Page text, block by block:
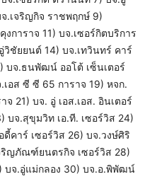
.เจริญกิจ ราชพฤกษ์ 9)
การาจ 11) บจ.เซอร์กิตบริการ
วิชัยยนต์ 14) บจ.เทวินทร์ คาร์
บจ.ธนพัฒน์ ออโต้ เซ็นเตอร์
อส ซี ซี 65 การาจ 19) หจก.
จ 21) บจ. อู่ เอส.เอส. อินเตอร์
บจ.สุขุมวิท เอ.ที. เซอร์วิส 24)
คาร์ เซอร์วิส 26) บจ.วงษ์ศิริ
ริญภัณฑ์ยนตรกิจ เซอร์วิส 28)
บจ.อู่แม่กลอง 30) บจ.อ.พิพัฒน์